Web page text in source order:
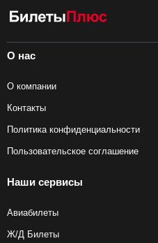
О нас
О компании
Контакты
Политика конфиденциальности
Пользовательское соглашение
Наши сервисы
Авиабилеты
Ж/Д Билеты